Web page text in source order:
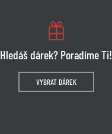
Hledáš dárek? Poradíme Ti!
VYBRAT DÁREK